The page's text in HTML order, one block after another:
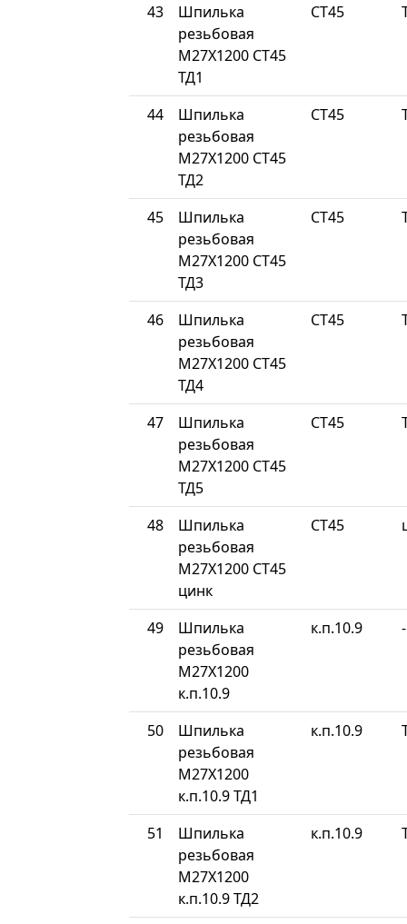
43
Шпилька
резьбовая
М27Х1200 СТ45
ТД1
СТ45
44
Шпилька
резьбовая
М27Х1200 СТ45
ТД2
СТ45
45
Шпилька
резьбовая
М27Х1200 СТ45
ТД3
СТ45
46
Шпилька
резьбовая
М27Х1200 СТ45
ТД4
СТ45
47
Шпилька
резьбовая
М27Х1200 СТ45
ТД5
СТ45
48
Шпилька
резьбовая
М27Х1200 СТ45
цинк
СТ45
49
Шпилька
резьбовая
М27Х1200
к.п.10.9
к.п.10.9 -
50
Шпилька
резьбовая
М27Х1200
к.п.10.9 ТД1
к.п.10.9
51
Шпилька
резьбовая
М27Х1200
к.п.10.9 ТД2
к.п.10.9